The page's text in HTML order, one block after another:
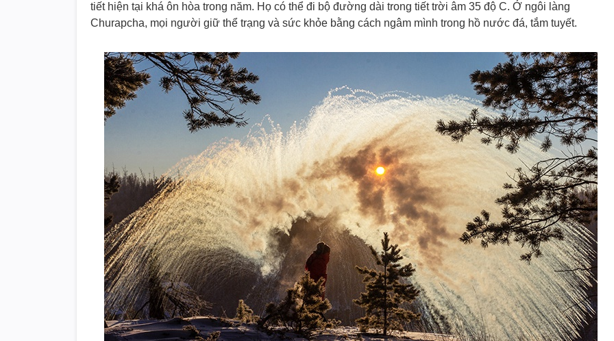
tiết hiện tại khá ôn hòa trong năm. Họ có thể đi bộ đường dài trong tiết trời âm 35 độ C. Ở ngôi làng
Churapcha, mọi người giữ thể trạng và sức khỏe bằng cách ngâm mình trong hồ nước đá, tắm tuyết.